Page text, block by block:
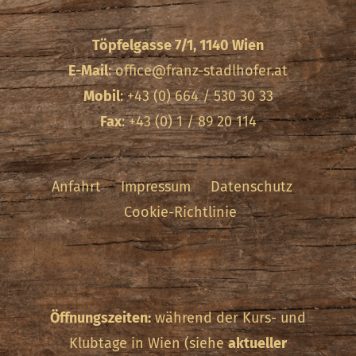
Töpfelgasse 7/1, 1140 Wien
E-Mail:office@franz-stadlhofer.at
Mobil: +43 (0) 664 / 530 30 33
Fax: +43 (0) 1 / 89 20 114
Anfahrt Impressum
Datenschutz
Cookie-Richtlinie
Öffnungszeiten:während der Kurs- und
Klubtage in Wien (sieheaktueller